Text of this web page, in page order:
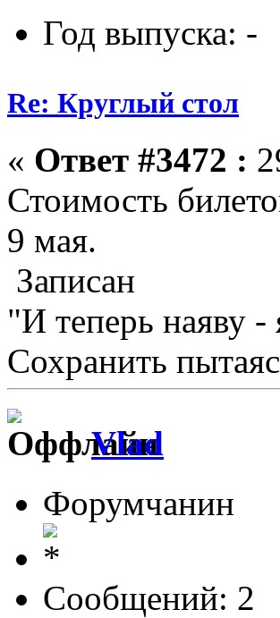
Год выпуска: -
Re: Круглый стол
« Ответ #3472 :
Стоимость
9 мая.
Записан
"И теперь наяву
Сохранить
Vlad
Форумчанин
Сообщений: 2